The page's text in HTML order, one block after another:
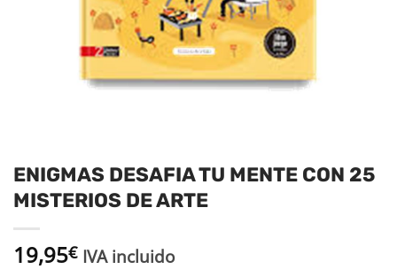
ENIGMAS DESAFIA TU MENTE CON 25
MISTERIOS DE ARTE
19,95€ IVA incluido